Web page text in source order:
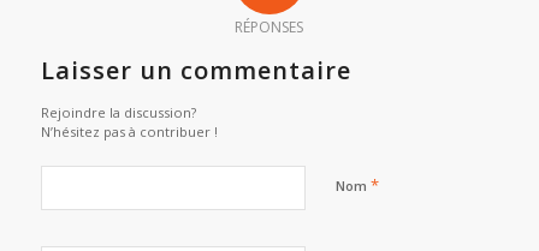
RÉPONSES
Laisser un commentaire
Rejoindre la discussion?
N’hésitez pas à contribuer !
Nom *